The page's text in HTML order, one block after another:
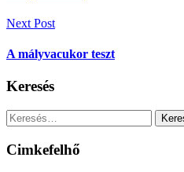
Next Post
A mályvacukor teszt
Keresés
Keresés:
Cimkefelhő